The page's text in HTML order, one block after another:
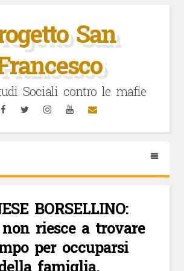
San
Sociali contro le mafie
FacebookTwitterInstagramYouTubeEmail
BORSELLINO:
non riesce a trovare
per occuparsi
famiglia.